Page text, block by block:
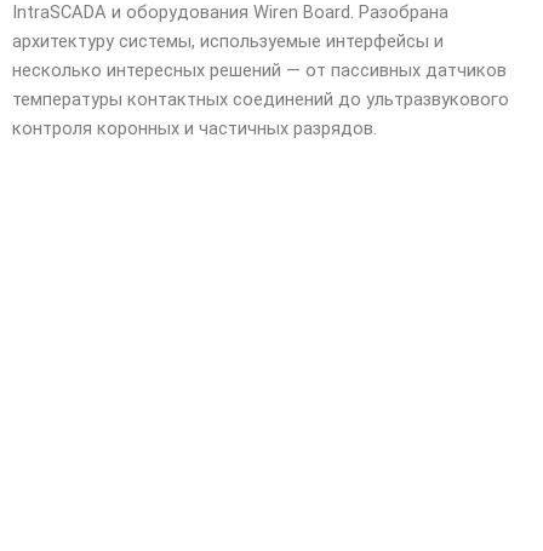
IntraSCADA и оборудования Wiren Board. Разобрана
архитектуру системы, используемые интерфейсы и
несколько интересных решений — от пассивных датчиков
температуры контактных соединений до ультразвукового
контроля коронных и частичных разрядов.